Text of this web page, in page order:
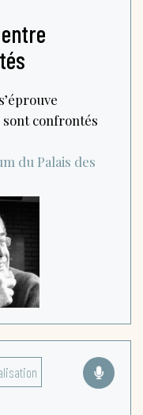
confrontés
du Palais des